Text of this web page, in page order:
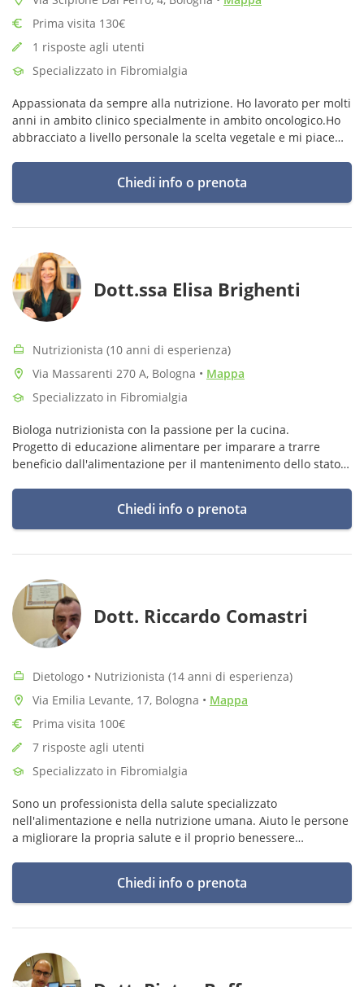
Prima visita 130€
1 risposte agli utenti
Specializzato in Fibromialgia
Appassionata da sempre alla nutrizione. Ho lavorato per molti
anni in ambito clinico specialmente in ambito oncologico.Ho
abbracciato a livello personale la scelta vegetale e mi piace
Chiedi info o prenota
Dott.ssa Elisa Brighenti
Nutrizionista (10 anni di esperienza)
Via Massarenti 270 A, Bologna • Mappa
Specializzato in Fibromialgia
Biologa nutrizionista con la passione per la cucina.
Progetto di educazione alimentare per imparare a trarre
beneficio dall'alimentazione per il mantenimento dello stato
Chiedi info o prenota
Dott. Riccardo Comastri
Dietologo • Nutrizionista (14 anni di esperienza)
Via Emilia Levante, 17, Bologna • Mappa
Prima visita 100€
7 risposte agli utenti
Specializzato in Fibromialgia
Sono un professionista della salute specializzato
nell'alimentazione e nella nutrizione umana. Aiuto le persone
a migliorare la propria salute e il proprio benessere
Chiedi info o prenota